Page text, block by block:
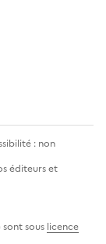
: non
éditeurs et
sous licence